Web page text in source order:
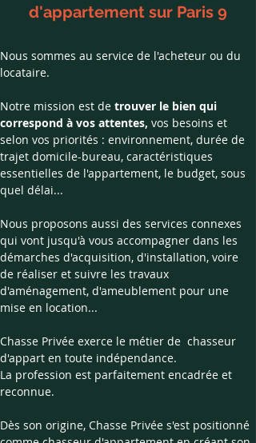
d'appartement sur Paris 9
Nous sommes au service de l'acheteur ou du
locataire.
​Notre mission est de trouver le bien qui
correspond à vos attentes, vos besoins et
selon vos priorités : environnement, durée de
trajet domicile-bureau, caractéristiques
essentielles de l'appartement, le budget, sous
quel délai...
Nous proposons aussi des services connexes
qui vont jusqu'à vous accompagner dans les
démarches d'acquisition, d'installation, voire
de réaliser et suivre les travaux
d'aménagement, d'ameublement pour une
mise en location...
Chasse Privée exerce le métier de  chasseur
d'appart en toute indépendance.
La profession est parfaitement encadrée et
reconnue.​
Dès son origine, Chasse Privée s'est positionné